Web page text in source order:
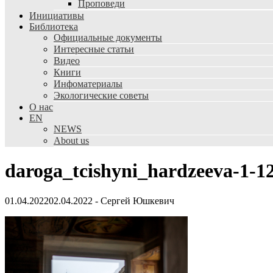
Проповеди
Инициативы
Библиотека
Официальные документы
Интересные статьи
Видео
Книги
Инфоматериалы
Экологические советы
О нас
EN
NEWS
About us
daroga_tcishyni_hardzeeva-1-
01.04.202202.04.2022 - Сергей Юшкевич